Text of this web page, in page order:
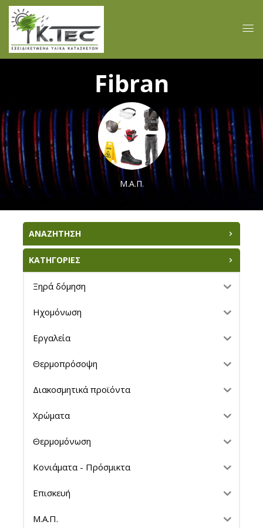
Fibran
Μ.Α.Π.
ΑΝΑΖΗΤΗΣΗ
ΚΑΤΗΓΟΡΙΕΣ
Ξηρά δόμηση
Ηχομόνωση
Εργαλεία
Θερμοπρόσοψη
Διακοσμητικά προϊόντα
Χρώματα
Θερμομόνωση
Κονιάματα - Πρόσμικτα
Επισκευή
Μ.Α.Π.